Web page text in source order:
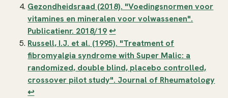
Gezondheidsraad (2018). "Voedingsnormen voor
vitamines en mineralen voor volwassenen".
Publicatienr. 2018/19 ↩
Russell, I.J. et al. (1995). "Treatment of
fibromyalgia syndrome with Super Malic: a
randomized, double blind, placebo controlled,
crossover pilot study". Journal of Rheumatology
↩